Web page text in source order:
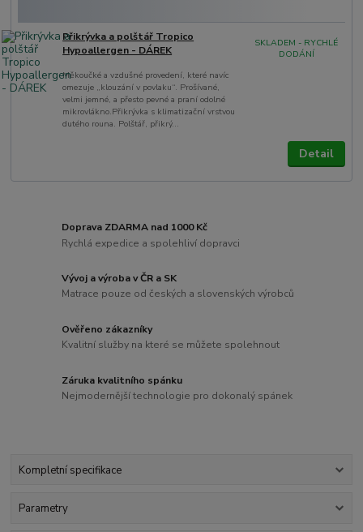
Přikrývka a polštář Tropico
Hypoallergen - DÁREK
Měkoučké a vzdušné provedení, které navíc
omezuje „klouzání v povlaku“. Prošívané,
velmi jemné, a přesto pevné a praní odolné
mikrovlákno.Přikrývka s klimatizační vrstvou
dutého rouna. Polštář, přikrý...
SKLADEM - RYCHLÉ
DODÁNÍ
Detail
Doprava ZDARMA nad 1000 Kč
Rychlá expedice a spolehliví dopravci
Vývoj a výroba v ČR a SK
Matrace pouze od českých a slovenských výrobců
Ověřeno zákazníky
Kvalitní služby na které se můžete spolehnout
Záruka kvalitního spánku
Nejmodernější technologie pro dokonalý spánek
Kompletní specifikace
Parametry